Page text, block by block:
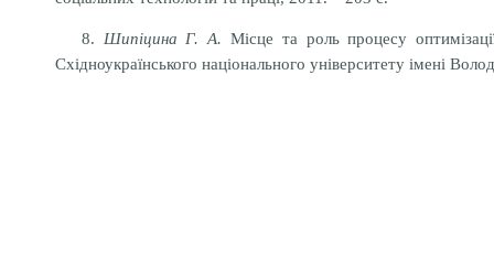
8. Шипіцина Г. А. Місце та роль процесу
Східноукраїнського національного університету імені